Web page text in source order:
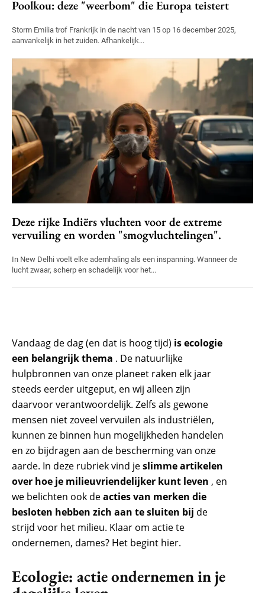
Poolkou: deze "weerbom" die Europa teistert
Storm Emilia trof Frankrijk in de nacht van 15 op 16 december 2025,
aanvankelijk in het zuiden. Afhankelijk...
Deze rijke Indiërs vluchten voor de extreme
vervuiling en worden "smogvluchtelingen".
In New Delhi voelt elke ademhaling als een inspanning. Wanneer de
lucht zwaar, scherp en schadelijk voor het...
Vandaag de dag (en dat is hoog tijd) is ecologie
een belangrijk thema . De natuurlijke
hulpbronnen van onze planeet raken elk jaar
steeds eerder uitgeput, en wij alleen zijn
daarvoor verantwoordelijk. Zelfs als gewone
mensen niet zoveel vervuilen als industriëlen,
kunnen ze binnen hun mogelijkheden handelen
en zo bijdragen aan de bescherming van onze
aarde. In deze rubriek vind jeslimme artikelen
over hoe je milieuvriendelijker kunt leven , en
we belichten ook deacties van merken die
besloten hebben zich aan te sluiten bij de
strijd voor het milieu. Klaar om actie te
ondernemen, dames? Het begint hier.
Ecologie: actie ondernemen in je